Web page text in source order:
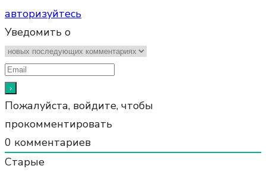
авторизуйтесь
Уведомить о
Пожалуйста, войдите, чтобы
прокомментировать
0 комментариев
Старые